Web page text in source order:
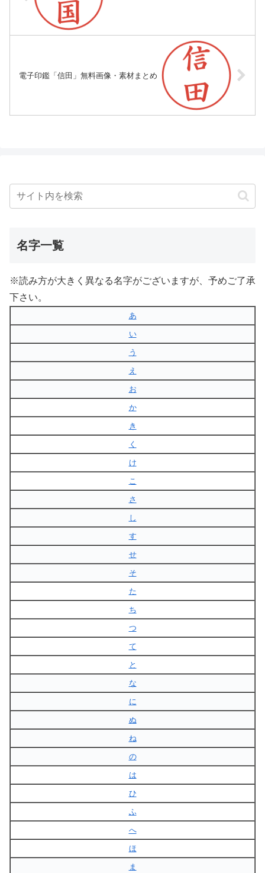
電子印鑑「信田」無料画像・素材まとめ
名字一覧
※読み方が大きく異なる名字がございますが、予めご了承
下さい。
あ
い
う
え
お
か
き
く
け
こ
さ
し
す
せ
そ
た
ち
つ
て
と
な
に
ぬ
ね
の
は
ひ
ふ
へ
ほ
ま